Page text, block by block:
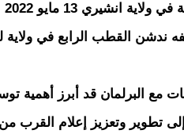
انشيري 13 مايو 2022
مع البرلمان قد أبرز
تطوير وتعزيز إعلام القرب